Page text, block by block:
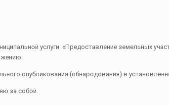
услуги «Предоставление земельных
опубликования (обнародования) в
за собой.